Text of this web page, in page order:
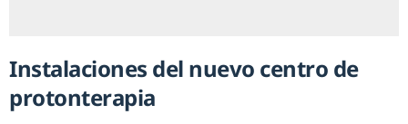
Instalaciones del nuevo centro de
protonterapia